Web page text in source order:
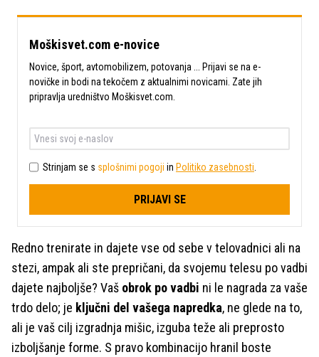
Moškisvet.com e-novice
Novice, šport, avtomobilizem, potovanja ... Prijavi se na e-
novičke in bodi na tekočem z aktualnimi novicami. Zate jih
pripravlja uredništvo Moškisvet.com.
Strinjam se s splošnimi pogoji in Politiko zasebnosti
PRIJAVI SE
Redno trenirate in dajete vse od sebe v telovadnici ali na
stezi, ampak ali ste prepričani, da svojemu telesu po vadbi
dajete najboljše? Vaš obrok po vadbi ni le nagrada za vaše
trdo delo; je ključni del vašega napredka, ne glede na to,
ali je vaš cilj izgradnja mišic, izguba teže ali preprosto
izboljšanje forme. S pravo kombinacijo hranil boste